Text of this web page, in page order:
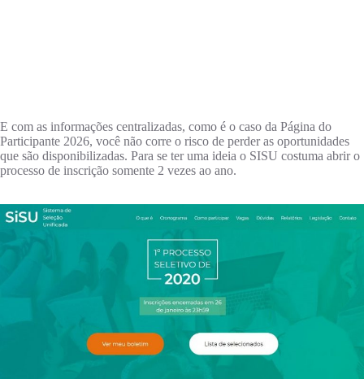
E com as informações centralizadas, como é o caso da Página do
Participante 2026, você não corre o risco de perder as oportunidades
que são disponibilizadas. Para se ter uma ideia o SISU costuma abrir o
processo de inscrição somente 2 vezes ao ano.